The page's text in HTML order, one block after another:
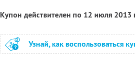
Купон действителен по 12 июля 2013
Узнай, как воспользоваться